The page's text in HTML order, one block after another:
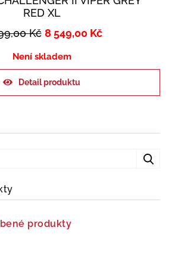
RED XL
Kč 8 549,00 Kč
Není skladem
Detail produktu
produkty